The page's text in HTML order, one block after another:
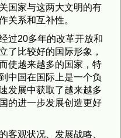
国家与这两大文明的有
关系和互补性。
过20多年的改革开放和
了比较好的国际形象，
使越来越多的国家，特
中国在国际上是一个负
发展中获取了越来越多
的进一步发展创造更好
客观状况、发展战略、